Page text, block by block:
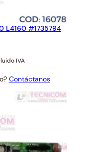
L4160 #1735794
IVA
Contáctanos